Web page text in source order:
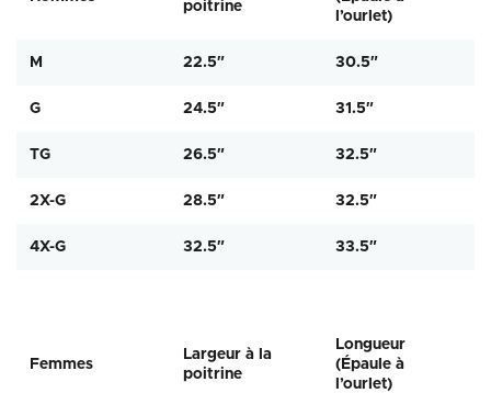
poitrine
l’ourlet)
M 22.5″ 30.5″
G 24.5″ 31.5″
TG 26.5″ 32.5″
2X-G 28.5″ 32.5″
4X-G 32.5″ 33.5″
Femmes
Largeur à la
poitrine
Longueur
(Épaule à
l’ourlet)